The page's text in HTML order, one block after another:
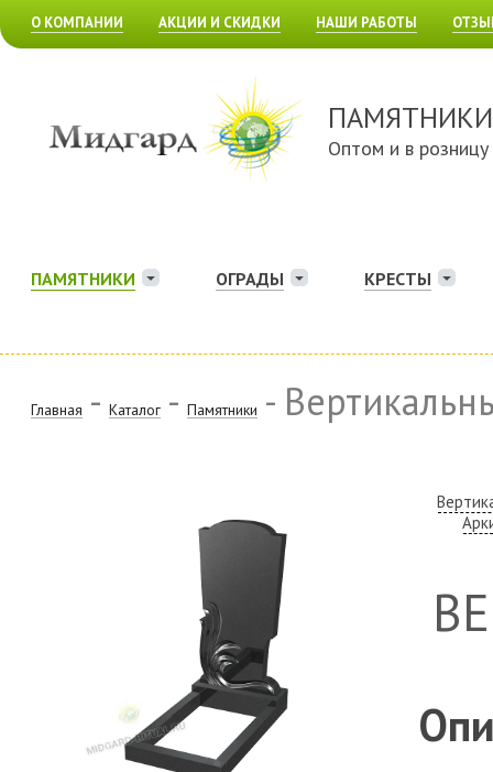
О КОМПАНИИ АКЦИИ И СКИДКИ НАШИ РАБОТЫ
ПАМЯТНИКИ
Оптом и в розницу
ПАМЯТНИКИ ОГРАДЫ КРЕСТЫ
Главная - Каталог - Памятники -